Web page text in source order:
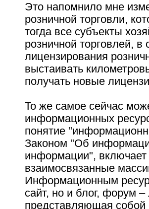
Это напомнило мне
розничной торговли,
тогда все субъекты
розничной торговлей,
лицензирования
выстаивать
получать новые
То же самое сейчас
информационных
понятие
Законом "Об
информации",
взаимосвязанные
Информационным
сайт, но и блог, форум
представляющая собой